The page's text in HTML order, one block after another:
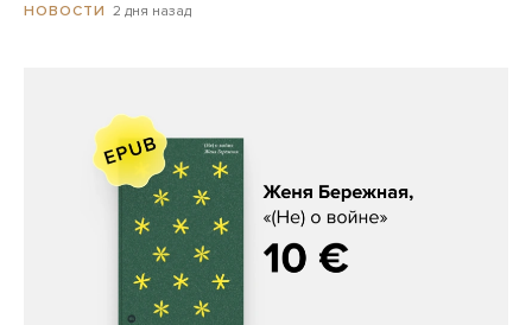
НОВОСТИ 2 дня назад